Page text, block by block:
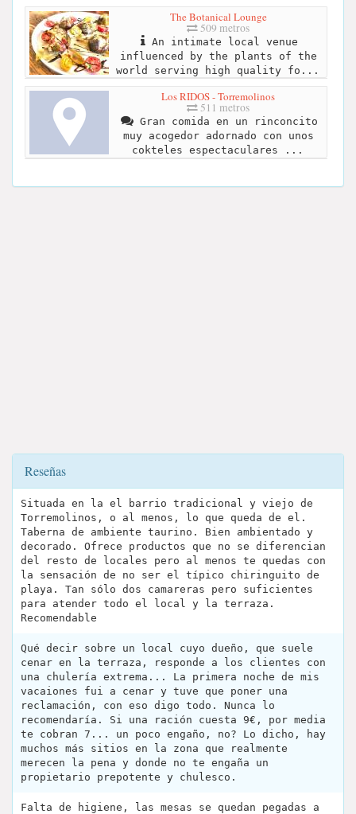
The Botanical Lounge
509 metros
An intimate local venue
influenced by the plants of the
world serving high quality fo...
Los RIDOS - Torremolinos
511 metros
Gran comida en un rinconcito
muy acogedor adornado con unos
cokteles espectaculares ...
Reseñas
Situada en la el barrio tradicional y viejo de
Torremolinos, o al menos, lo que queda de el.
Taberna de ambiente taurino. Bien ambientado y
decorado. Ofrece productos que no se diferencian
del resto de locales pero al menos te quedas con
la sensación de no ser el típico chiringuito de
playa. Tan sólo dos camareras pero suficientes
para atender todo el local y la terraza.
Recomendable
Qué decir sobre un local cuyo dueño, que suele
cenar en la terraza, responde a los clientes con
una chulería extrema... La primera noche de mis
vacaiones fui a cenar y tuve que poner una
reclamación, con eso digo todo. Nunca lo
recomendaría. Si una ración cuesta 9€, por media
te cobran 7... un poco engaño, no? Lo dicho, hay
muchos más sitios en la zona que realmente
merecen la pena y donde no te engaña un
propietario prepotente y chulesco.
Falta de higiene, las mesas se quedan pegadas a